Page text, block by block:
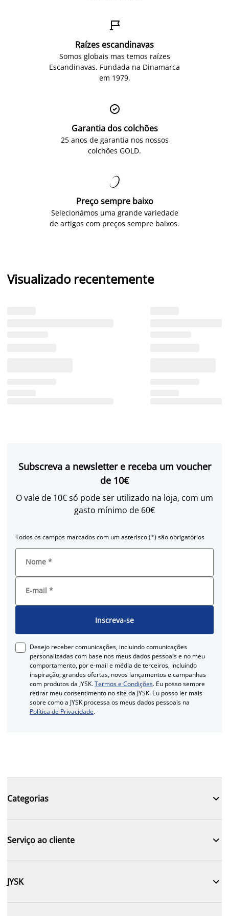

Raízes escandinavas
Somos globais mas temos raízes
Escandinavas. Fundada na Dinamarca
em 1979.

Garantia dos colchões
25 anos de garantia nos nossos
colchões GOLD.

Preço sempre baixo
Selecionámos uma grande variedade
de artigos com preços sempre baixos.
Visualizado recentemente
Subscreva a newsletter e receba um voucher
de 10€
O vale de 10€ só pode ser utilizado na loja, com um
gasto mínimo de 60€
Todos os campos marcados com um asterisco (*) são obrigatórios
Nome *
E-mail *
Inscreva-se
Desejo receber comunicações, incluindo comunicações
personalizadas com base nos meus dados pessoais e no meu
comportamento, por e-mail e média de terceiros, incluindo
inspiração, grandes ofertas, novos lançamentos e campanhas
com produtos da JYSK.Termos e Condições. Eu posso sempre
retirar meu consentimento no site da JYSK. Eu posso ler mais
sobre como a JYSK processa os meus dados pessoais na
Política de Privacidade.
Categorias 
Serviço ao cliente 
JYSK 